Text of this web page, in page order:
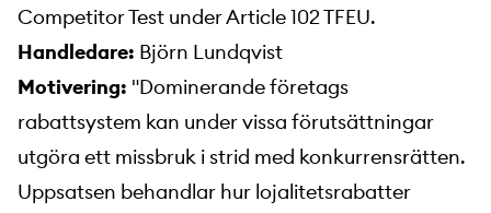
Competitor Test under Article 102 TFEU.
Handledare: Björn Lundqvist
Motivering: "Dominerande företags
rabattsystem kan under vissa förutsättningar
utgöra ett missbruk i strid med konkurrensrätten.
Uppsatsen behandlar hur lojalitetsrabatter